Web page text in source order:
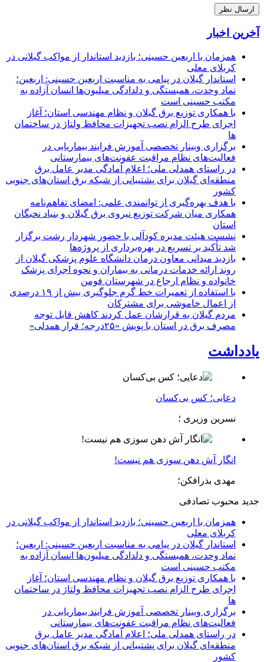
آخرین اخبار
همزمان با اربعین حسینی؛ بازدید استاندار از مواکب گیلانی در
کربلای معلی
استاندار گیلان در پیامی به مناسبت اربعین حسینی: اربعین؛
نماد وحدت، همبستگی و دلدادگی میلیون‌ها انسان آزاده به
مکتب حسینی است
با همکاری توزیع برق گیلان و نظام مهندسی استان؛ آغاز
اجرای طرح الزام نصب تجهیزات محافظ ولتاژ در ساختمان
ها
برگزاری وبینار تخصصی آموزش فرایند بیماریابی در
فعالیت‌های نظام مراقبت عفونت‌های بیمارستانی
در راستای همدلی ملی؛ اعلام آمادگی مدیر عامل برق
منطقه‌ای گیلان برای پشتیبانی از شبكه برق استان‌های جنوبی
كشور
با هدف بهره‌گیری از توانمندی علمی: امضای تفاهم‌نامه
همكاری میان شركت توزیع نیروی برق گیلان و بنیاد نخبگان
استان
نشست هیئت مدیره کودآلی با حضور شهردار رشت برگزار
شد تأکید بر تسریع در بهره‌برداری از پروژه‌ها
بازدید میدانی معاون درمان دانشگاه علوم پزشکی گیلان از
روند ارائه خدمات درمانی به بیماران و نحوه اجرای پزشک
خانواده و نظام ارجاع در شهرستان فومن
با استفاده از تعمیرات خط گرم جلوگیری بیش از ۱۹ درصدی
از اعمال خاموشی برای مشتركان
مردم گیلان به قرارشان عمل کردند كاهش قابل توجه
مصرف برق در استان با پویش «۲۵درجه؛ قرار همدلی»
یادداشت
دعایی؛ کس بی‌کسان
نسرین وزیری ؛
انگار آش دهن سوزی هم نیست!
مهدی بذرافکن؛
جدید محبوب تصادفی
همزمان با اربعین حسینی؛ بازدید استاندار از مواکب گیلانی در
کربلای معلی
استاندار گیلان در پیامی به مناسبت اربعین حسینی: اربعین؛
نماد وحدت، همبستگی و دلدادگی میلیون‌ها انسان آزاده به
مکتب حسینی است
با همکاری توزیع برق گیلان و نظام مهندسی استان؛ آغاز
اجرای طرح الزام نصب تجهیزات محافظ ولتاژ در ساختمان
ها
برگزاری وبینار تخصصی آموزش فرایند بیماریابی در
فعالیت‌های نظام مراقبت عفونت‌های بیمارستانی
در راستای همدلی ملی؛ اعلام آمادگی مدیر عامل برق
منطقه‌ای گیلان برای پشتیبانی از شبكه برق استان‌های جنوبی
كشور